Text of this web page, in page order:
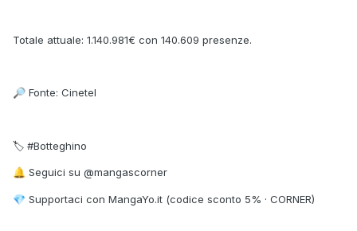
Totale attuale: 1.140.981€ con 140.609 presenze.
🔎 Fonte: Cinetel
🏷 #Botteghino
🔔 Seguici su @mangascorner
💎 Supportaci con MangaYo.it (codice sconto 5% · CORNER)